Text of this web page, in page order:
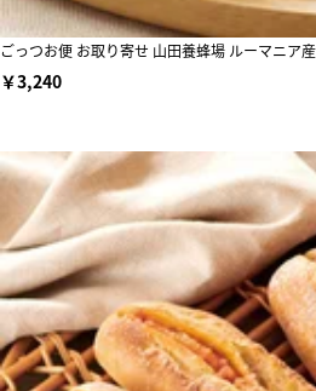
ごっつお便 お取り寄せ 山田養蜂場 ルーマニア
￥3,240